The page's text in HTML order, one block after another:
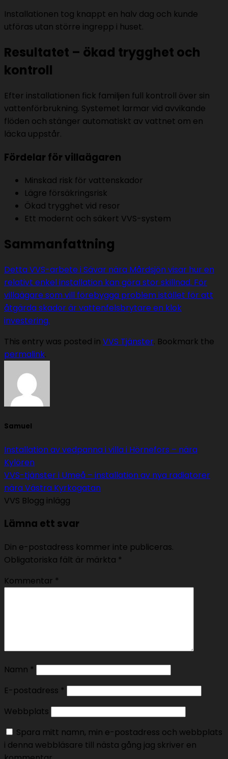
Installationen tog knappt en halv dag och kunde
utföras utan större ingrepp i huset.
Resultatet – ökad trygghet och
kontroll
Efter installationen fick familjen full kontroll över sin
vattenförbrukning. Systemet larmar vid avvikande
flöden och stänger automatiskt av vattnet om en
läcka uppstår.
Fördelar för villaägaren
Minskad risk för vattenskador
Lägre försäkringsrisk
Ökad trygghet vid resor
Ett modernt och säkert VVS-system
Sammanfattning
Detta VVS-arbete i Sävar nära Mårdsjön visar hur en
relativt enkel installation kan göra stor skillnad. För
villaägare som vill förebygga problem istället för att
åtgärda skador är vattenfelsbrytare en klok
investering.
This entry was posted in VVS Tjänster. Bookmark the
permalink.
Samuel
Installation av vedpanna i villa i Hörnefors – nära
Kylören
VVS-tjänster i Umeå – installation av nya radiatorer
nära Västra Kyrkogatan
VVS Blogg inlägg
Lämna ett svar
Din e-postadress kommer inte publiceras.
Obligatoriska fält är märkta *
Kommentar *
Namn *
E-postadress *
Webbplats
Spara mitt namn, min e-postadress och webbplats
i denna webbläsare till nästa gång jag skriver en